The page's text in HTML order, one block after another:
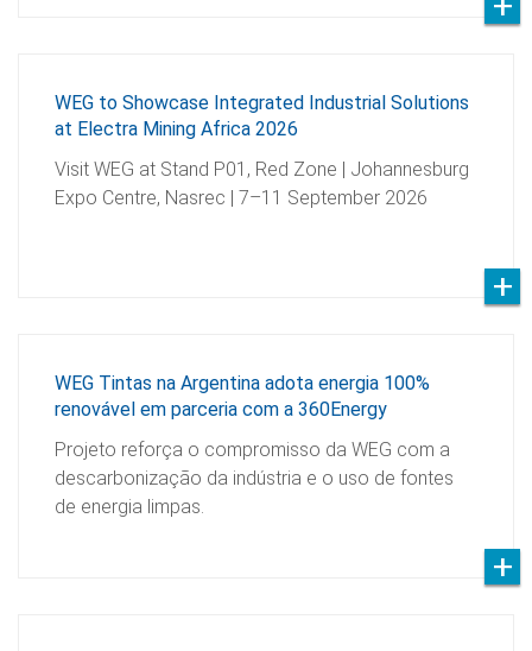
WEG to Showcase Integrated Industrial Solutions
at Electra Mining Africa 2026
Visit WEG at Stand P01, Red Zone | Johannesburg
Expo Centre, Nasrec | 7–11 September 2026
WEG Tintas na Argentina adota energia 100%
renovável em parceria com a 360Energy
Projeto reforça o compromisso da WEG com a
descarbonização da indústria e o uso de fontes
de energia limpas.